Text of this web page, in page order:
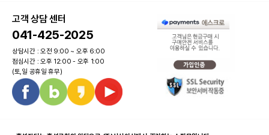
고객 상담 센터
041-425-2025
상담시간 : 오전 9:00 ~ 오후 6:00
점심시간 : 오후 12:00 - 오후 1:00
(토,일 공휴일 휴무)